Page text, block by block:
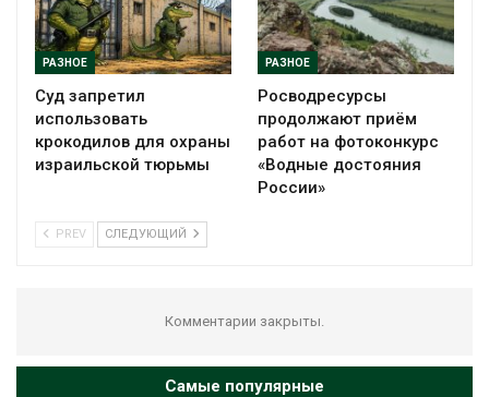
РАЗНОЕ
Суд запретил
использовать
крокодилов для охраны
израильской тюрьмы
РАЗНОЕ
Росводресурсы
продолжают приём
работ на фотоконкурс
«Водные достояния
России»
PREV СЛЕДУЮЩИЙ
Комментарии закрыты.
Самые популярные